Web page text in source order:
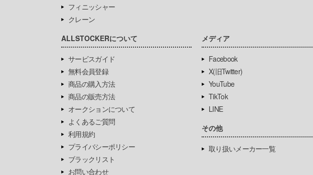
フィニッシャー
クレーン
ALLSTOCKERについて
サービスガイド
無料会員登録
商品の購入方法
商品の販売方法
オークションについて
よくあるご質問
利用規約
プライバシーポリシー
ブラックリスト
お問い合わせ
メディア
Facebook
X(旧Twitter)
YouTube
TikTok
LINE
その他
取り扱いメーカー一覧